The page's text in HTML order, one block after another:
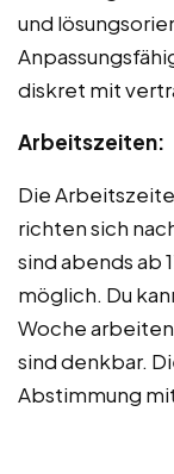
und
diskret mit
Arbeitszeiten:
Die
richten sich
sind abends ab
möglich. Du
Woche
sind denkbar.
Abstimmung